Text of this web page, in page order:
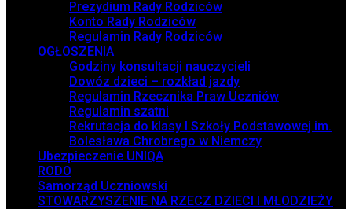
Prezydium Rady Rodziców
Konto Rady Rodziców
Regulamin Rady Rodziców
OGŁOSZENIA
Godziny konsultacji nauczycieli
Dowóz dzieci – rozkład jazdy
Regulamin Rzecznika Praw Uczniów
Regulamin szatni
Rekrutacja do klasy I Szkoły Podstawowej im.
Bolesława Chrobrego w Niemczy
Ubezpieczenie UNIQA
RODO
Samorząd Uczniowski
STOWARZYSZENIE NA RZECZ DZIECI I MŁODZIEŻY